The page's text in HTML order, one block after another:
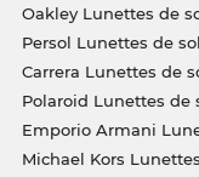
Oakley Lunettes de
Persol Lunettes de
Carrera Lunettes de
Polaroid Lunettes de
Emporio Armani
Michael Kors